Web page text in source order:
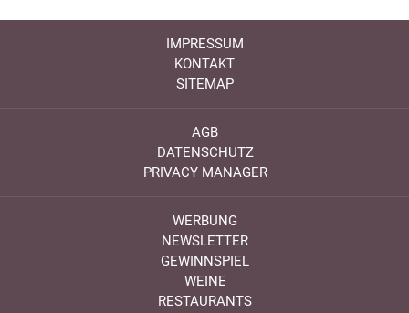
IMPRESSUM
KONTAKT
SITEMAP
AGB
DATENSCHUTZ
PRIVACY MANAGER
WERBUNG
NEWSLETTER
GEWINNSPIEL
WEINE
RESTAURANTS